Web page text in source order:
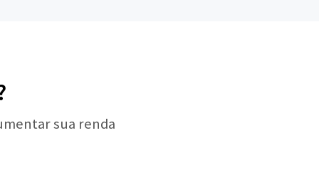
sua renda